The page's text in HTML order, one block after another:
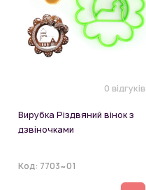
0 відгуків
Вирубка Різдвяний вінок з
дзвіночками
Код: 7703~01